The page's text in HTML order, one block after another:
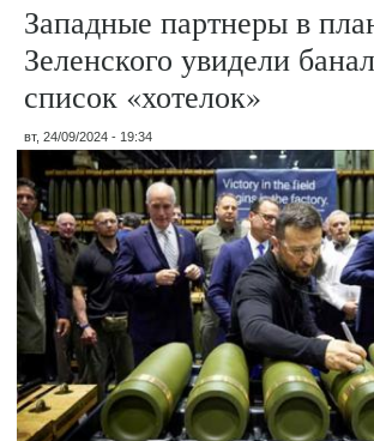
Западные партнеры в
Зеленского увидели
список «хотелок»
вт, 24/09/2024 - 19:34